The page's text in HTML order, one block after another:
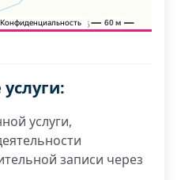
услуги,
записи через